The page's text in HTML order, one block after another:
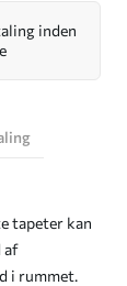
inden
tapeter kan
af
i rummet.